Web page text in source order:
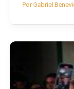
PorGabriel